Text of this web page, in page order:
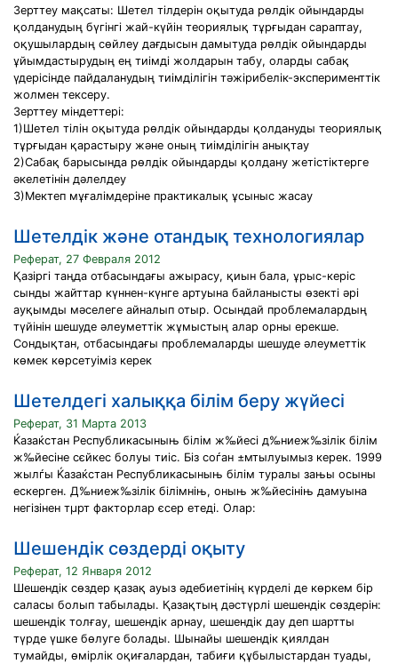
Зерттеу мақсаты: Шетел тілдерін оқытуда рөлдік ойындарды
қолданудың бүгінгі жай-күйін теориялық тұрғыдан сараптау,
оқушылардың сөйлеу дағдысын дамытуда рөлдік ойындарды
ұйымдастырудың ең тиімді жолдарын табу, оларды сабақ
үдерісінде пайдаланудың тиімділігін тәжірибелік-эксперименттік
жолмен тексеру.
Зерттеу міндеттері:
1)Шетел тілін оқытуда рөлдік ойындарды қолдануды теориялық
тұрғыдан қарастыру және оның тиімділігін анықтау
2)Сабақ барысында рөлдік ойындарды қолдану жетістіктерге
әкелетінін дәлелдеу
3)Мектеп мұғалімдеріне практикалық ұсыныс жасау
Шетелдік және отандық технологиялар
Реферат, 27 Февраля 2012
Қазіргі таңда отбасындағы ажырасу, қиын бала, ұрыс-керіс
сынды жайттар күннен-күнге артуына байланысты өзекті әрі
ауқымды мәселеге айналып отыр. Осындай проблемалардың
түйінін шешуде әлеуметтік жұмыстың алар орны ерекше.
Сондықтан, отбасындағы проблемаларды шешуде әлеуметтік
көмек көрсетуіміз керек
Шетелдегі халыққа білім беру жүйесі
Реферат, 31 Марта 2013
Ќазаќстан Республикасыныњ білім ж‰йесі д‰ниеж‰зілік білім
ж‰йесіне сєйкес болуы тиіс. Біз соѓан ±мтылуымыз керек. 1999
жылѓы Ќазаќстан Республикасыныњ білім туралы зањы осыны
ескерген. Д‰ниеж‰зілік білімніњ, оныњ ж‰йесініњ дамуына
негізінен тµрт факторлар єсер етеді. Олар:
Шешендік сөздерді оқыту
Реферат, 12 Января 2012
Шешендік сөздер қазақ ауыз әдебиетінің күрделі де көркем бір
саласы болып табылады. Қазақтың дәстүрлі шешендік сөздерін:
шешендік толғау, шешендік арнау, шешендік дау деп шартты
түрде үшке бөлуге болады. Шынайы шешендік қиялдан
тумайды, өмірлік оқиғалардан, табиғи құбылыстардан туады,